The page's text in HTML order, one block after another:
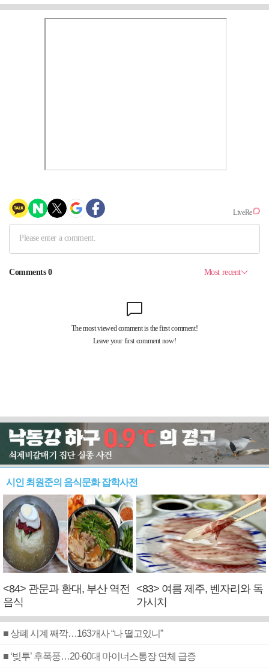
시인 최원준의 음식문화 잡학사전
<84> 관문과 환대, 부산 역전
음식
<83> 여름 제주, 벤자리와 독
가시치
■ 상폐 시계 째깍…163개사 “나 떨고있니”
■ ‘빚투’ 후폭풍…20·60대 마이너스통장 연체 급증